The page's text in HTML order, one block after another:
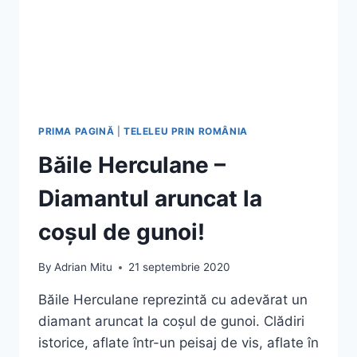
PRIMA PAGINĂ TELELEU PRIN ROMÂNIA
Băile Herculane –
Diamantul aruncat la
coșul de gunoi!
By Adrian Mitu 21 septembrie 2020
Băile Herculane reprezintă cu adevărat un
diamant aruncat la coșul de gunoi. Clădiri
istorice, aflate într-un peisaj de vis, aflate în